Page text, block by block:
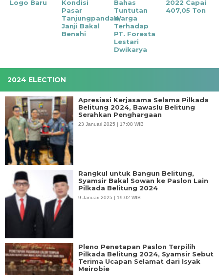
Logo Baru
Kondisi
Pasar
Tanjungpandan,
Janji Bakal
Benahi
Bahas
Tuntutan
Warga
Terhadap
PT. Foresta
Lestari
Dwikarya
2022 Capai
407,05 Ton
2024 ELECTION
Apresiasi Kerjasama Selama Pilkada
Belitung 2024, Bawaslu Belitung
Serahkan Penghargaan
23 Januari 2025 | 17:08 WIB
Rangkul untuk Bangun Belitung,
Syamsir Bakal Sowan ke Paslon Lain
Pilkada Belitung 2024
9 Januari 2025 | 19:02 WIB
Pleno Penetapan Paslon Terpilih
Pilkada Belitung 2024, Syamsir Sebut
Terima Ucapan Selamat dari Isyak
Meirobie